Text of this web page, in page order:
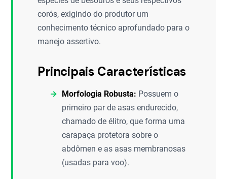
corós, exigindo do produtor um
conhecimento técnico aprofundado para o
manejo assertivo.
Principais Características
Morfologia Robusta: Possuem o
primeiro par de asas endurecido,
chamado de élitro, que forma uma
carapaça protetora sobre o
abdômen e as asas membranosas
(usadas para voo).